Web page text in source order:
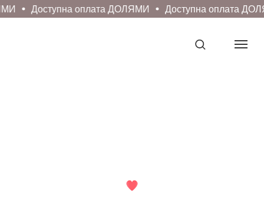
Доступна оплата ДОЛЯМИ Доступна оплата